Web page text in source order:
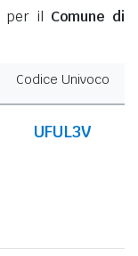
per il Comune di
Codice Univoco
UFUL3V